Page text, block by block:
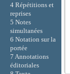
4 Répétitions et
reprises
5 Notes
simultanées
6 Notation sur la
portée
7 Annotations
éditoriales